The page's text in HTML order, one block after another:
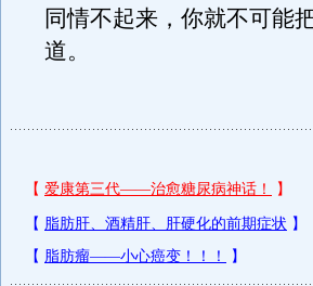
同情不起来，你就不可能
道。